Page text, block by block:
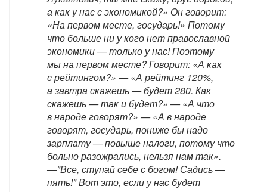
а как у нас с экономикой?» Он говорит:
«На первом месте, государь!» Потому
что больше ни у кого нет православной
экономики — только у нас! Поэтому
мы на первом месте? Говорит: «А как
с рейтингом?» — «А рейтинг 120%,
а завтра скажешь — будет 280. Как
скажешь — так и будет?» — «А что
в народе говорят?» — «А в народе
говорят, государь, пониже бы надо
зарплату — повыше налоги, потому что
больно разожрались, нельзя нам так».
—"Все, ступай себе с богом! Садись —
пять!" Вот это, если у нас будет